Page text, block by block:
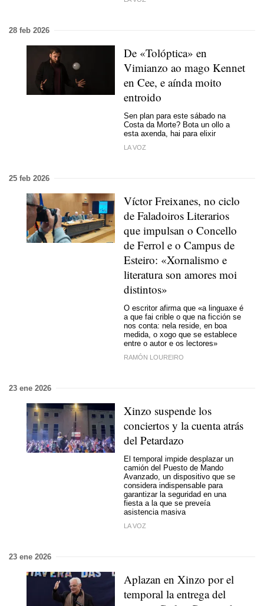
28 feb 2026
De «Tolóptica» en
Vimianzo ao mago Kennet
en Cee, e aínda moito
entroido
Sen plan para este sábado na
Costa da Morte? Bota un ollo a
esta axenda, hai para elixir
LA VOZ
25 feb 2026
Víctor Freixanes, no ciclo
de Faladoiros Literarios
que impulsan o Concello
de Ferrol e o Campus de
Esteiro: «Xornalismo e
literatura son amores moi
distintos»
O escritor afirma que «a linguaxe é
a que fai crible o que na ficción se
nos conta: nela reside, en boa
medida, o xogo que se establece
entre o autor e os lectores»
RAMÓN LOUREIRO
23 ene 2026
Xinzo suspende los
conciertos y la cuenta atrás
del Petardazo
El temporal impide desplazar un
camión del Puesto de Mando
Avanzado, un dispositivo que se
considera indispensable para
garantizar la seguridad en una
fiesta a la que se preveía
asistencia masiva
LA VOZ
23 ene 2026
Aplazan en Xinzo por el
temporal la entrega del